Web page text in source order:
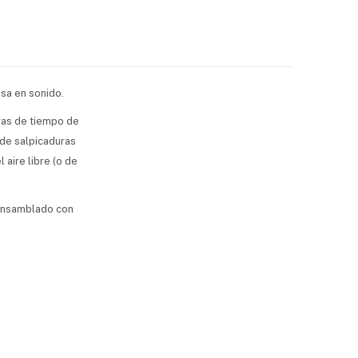
en sonido.
de tiempo de
salpicaduras
aire libre (o de
con